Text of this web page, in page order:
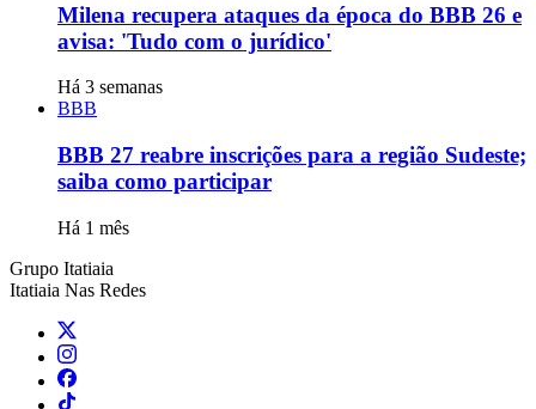
Milena recupera ataques da época do BBB 26 e
avisa: 'Tudo com o jurídico'
Há 3 semanas
BBB
BBB 27 reabre inscrições para a região Sudeste;
saiba como participar
Há 1 mês
Grupo Itatiaia
Itatiaia Nas Redes